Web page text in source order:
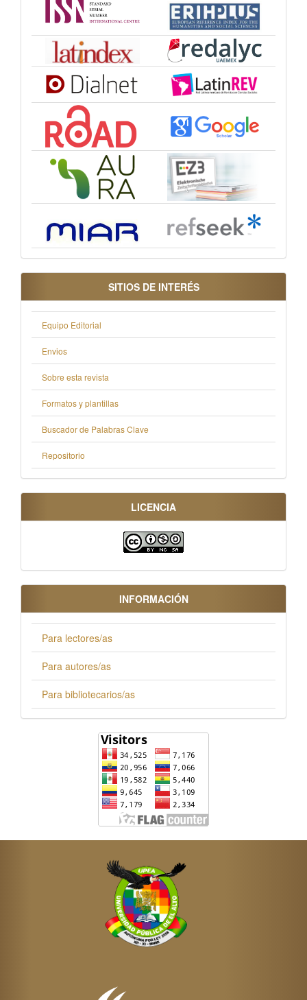
SITIOS DE INTERÉS
Equipo Editorial
Envios
Sobre esta revista
Formatos y plantillas
Buscador de Palabras Clave
Repositorio
LICENCIA
INFORMACIÓN
Para lectores/as
Para autores/as
Para bibliotecarios/as